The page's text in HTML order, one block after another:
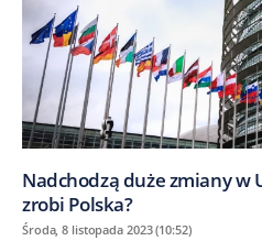
Nadchodzą duże zmiany w
zrobi Polska?
Środa, 8 listopada 2023 (10:52)